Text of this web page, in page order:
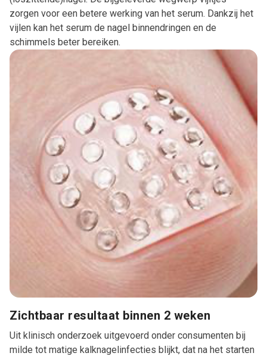
zorgen voor een betere werking van het serum. Dankzij het
vijlen kan het serum de nagel binnendringen en de
schimmels beter bereiken.
Zichtbaar resultaat binnen 2 weken
Uit klinisch onderzoek uitgevoerd onder consumenten bij
milde tot matige kalknagelinfecties blijkt, dat na het starten